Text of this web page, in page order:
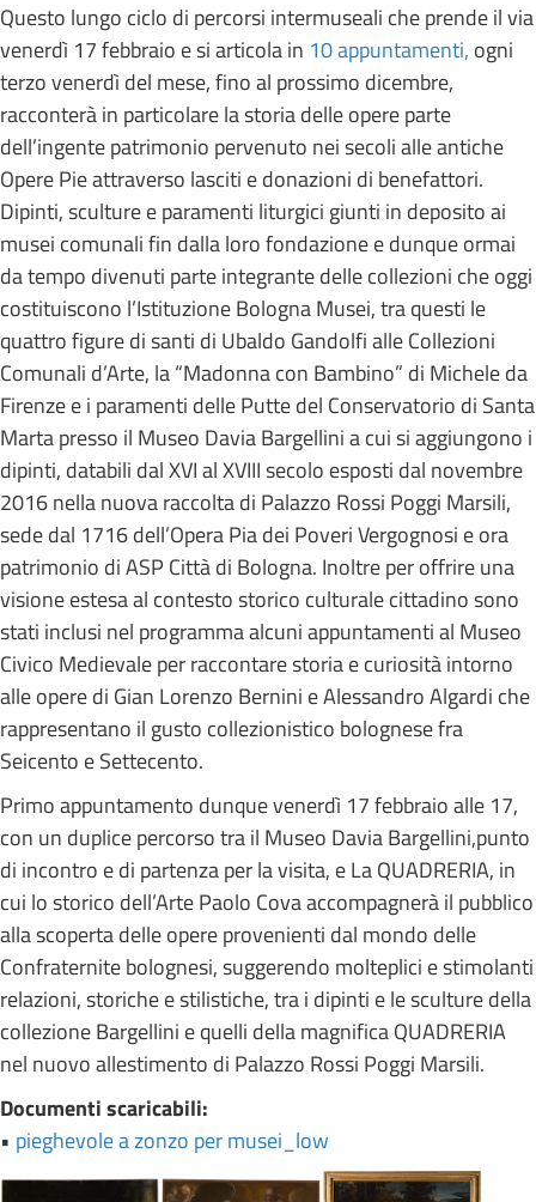
Questo lungo ciclo di percorsi intermuseali che prende il via
venerdì 17 febbraio e si articola in 10 appuntamenti, ogni
terzo venerdì del mese, fino al prossimo dicembre,
racconterà in particolare la storia delle opere parte
dell’ingente patrimonio pervenuto nei secoli alle antiche
Opere Pie attraverso lasciti e donazioni di benefattori.
Dipinti, sculture e paramenti liturgici giunti in deposito ai
musei comunali fin dalla loro fondazione e dunque ormai
da tempo divenuti parte integrante delle collezioni che oggi
costituiscono l’Istituzione Bologna Musei, tra questi le
quattro figure di santi di Ubaldo Gandolfi alle Collezioni
Comunali d’Arte, la “Madonna con Bambino” di Michele da
Firenze e i paramenti delle Putte del Conservatorio di Santa
Marta presso il Museo Davia Bargellini a cui si aggiungono i
dipinti, databili dal XVI al XVIII secolo esposti dal novembre
2016 nella nuova raccolta di Palazzo Rossi Poggi Marsili,
sede dal 1716 dell’Opera Pia dei Poveri Vergognosi e ora
patrimonio di ASP Città di Bologna. Inoltre per offrire una
visione estesa al contesto storico culturale cittadino sono
stati inclusi nel programma alcuni appuntamenti al Museo
Civico Medievale per raccontare storia e curiosità intorno
alle opere di Gian Lorenzo Bernini e Alessandro Algardi che
rappresentano il gusto collezionistico bolognese fra
Seicento e Settecento.
Primo appuntamento dunque venerdì 17 febbraio alle 17,
con un duplice percorso tra il Museo Davia Bargellini,punto
di incontro e di partenza per la visita, e La QUADRERIA, in
cui lo storico dell’Arte Paolo Cova accompagnerà il pubblico
alla scoperta delle opere provenienti dal mondo delle
Confraternite bolognesi, suggerendo molteplici e stimolanti
relazioni, storiche e stilistiche, tra i dipinti e le sculture della
collezione Bargellini e quelli della magnifica QUADRERIA
nel nuovo allestimento di Palazzo Rossi Poggi Marsili.
Documenti scaricabili:
• pieghevole a zonzo per musei_low